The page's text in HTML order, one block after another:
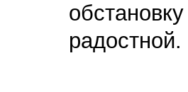
радостной.